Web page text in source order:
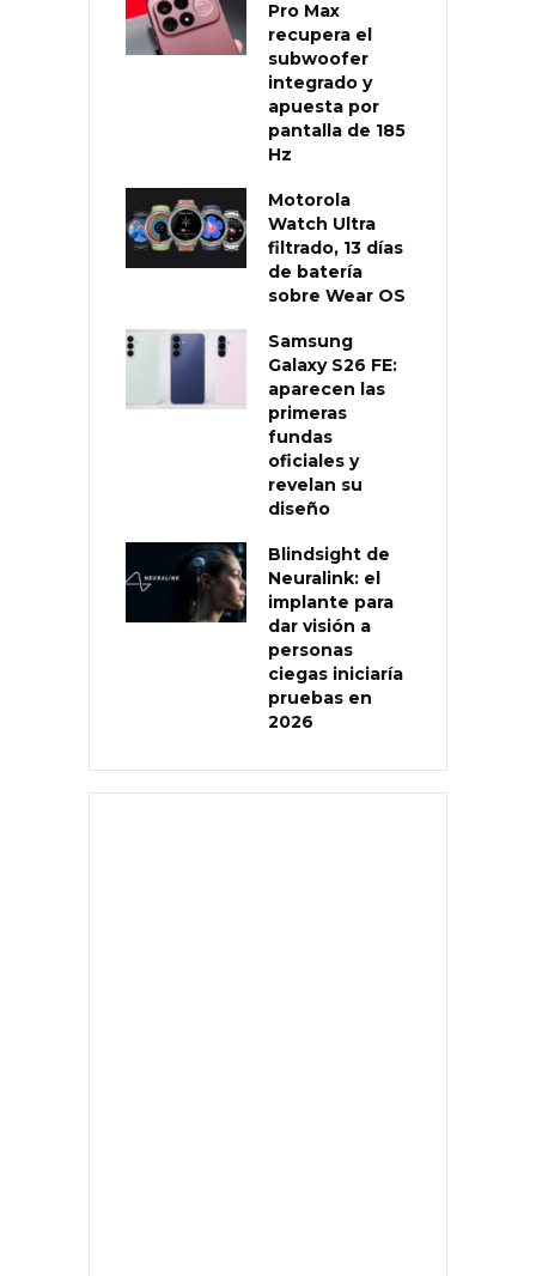
Pro Max
recupera el
subwoofer
integrado y
apuesta por
pantalla de 185
Hz
Motorola
Watch Ultra
filtrado, 13 días
de batería
sobre Wear OS
Samsung
Galaxy S26 FE:
aparecen las
primeras
fundas
oficiales y
revelan su
diseño
Blindsight de
Neuralink: el
implante para
dar visión a
personas
ciegas iniciaría
pruebas en
2026